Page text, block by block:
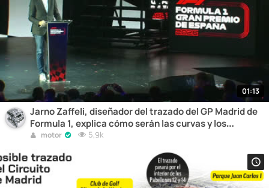
01:13
Jarno Zaffeli, diseñador del trazado del GP Madrid de
Formula 1, explica cómo serán las curvas y los
principales puntos de adelantamiento.
motor 5,9k